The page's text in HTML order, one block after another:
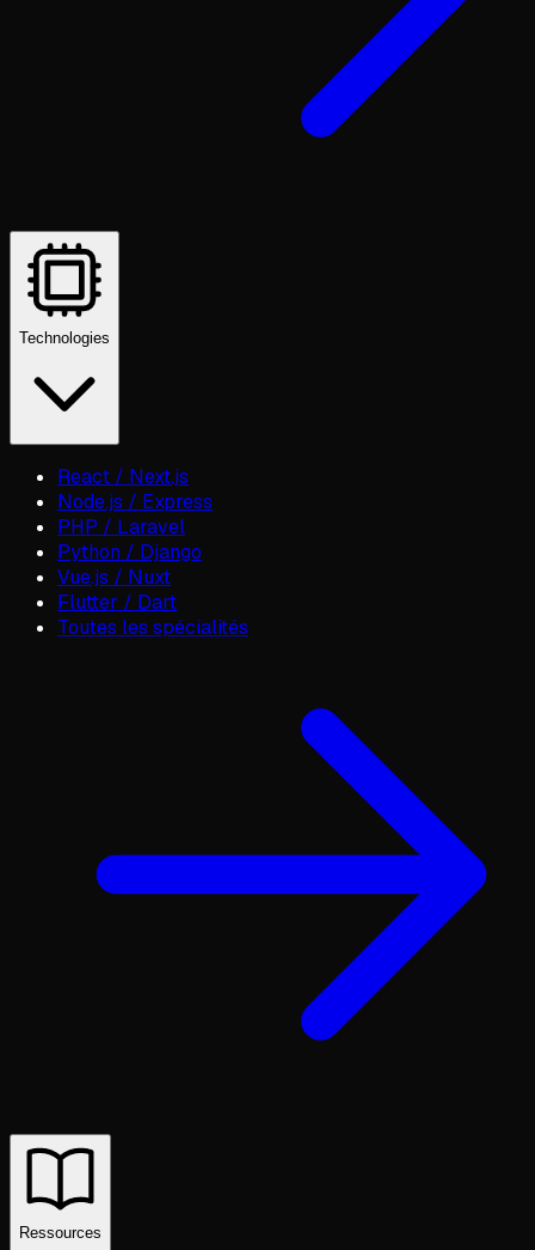
Technologies
React / Next.js
Node.js / Express
PHP / Laravel
Python / Django
Vue.js / Nuxt
Flutter / Dart
Toutes les spécialités
Ressources